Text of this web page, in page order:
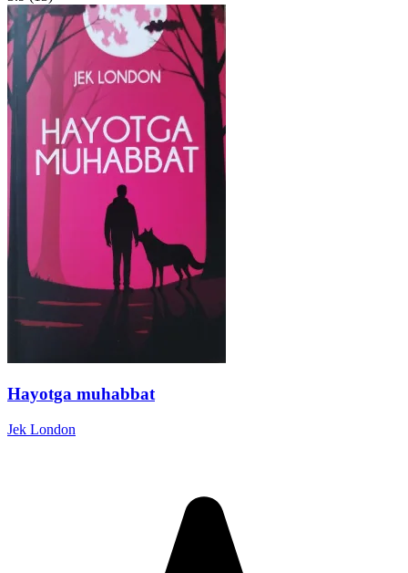
Hayotga muhabbat
Jek London